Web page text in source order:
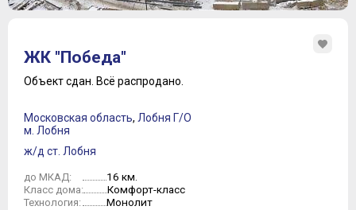
3
4
6
7
8
ЖК "Победа"
Объект сдан. Всё распродано.
Московская область, Лобня Г/О
м. Лобня
ж/д ст. Лобня
до МКАД: 16 км.
Класс дома: Комфорт-класс
Технология: Монолит